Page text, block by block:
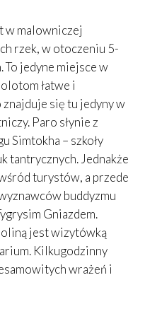
w malowniczej
rzek, w otoczeniu 5-
jedyne miejsce w
łatwe i
się tu jedyny w
Paro słynie z
Simtokha – szkoły
tantrycznych. Jednakże
turystów, a przede
buddyzmu
Gniazdem.
jest wizytówką
Kilkugodzinny
wrażeń i